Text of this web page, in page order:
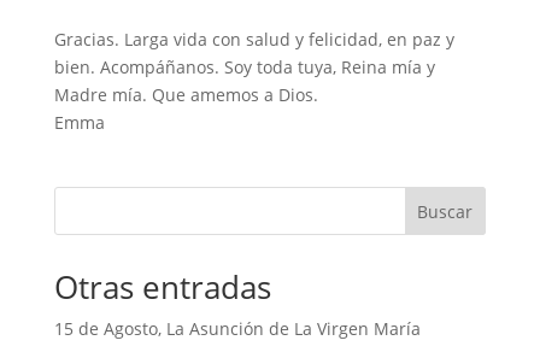
Gracias. Larga vida con salud y felicidad, en paz y
bien. Acompáñanos. Soy toda tuya, Reina mía y
Madre mía. Que amemos a Dios.
Emma
Buscar
Otras entradas
15 de Agosto, La Asunción de La Virgen María